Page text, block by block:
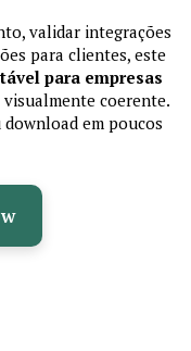
validar integrações
para clientes, este
para empresas
coerente.
em poucos